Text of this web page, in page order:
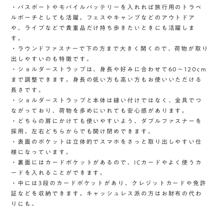
・パスポートやモバイルバッテリーを入れれば旅行用のトラベ
ルポーチとしても活躍。フェスやキャンプなどのアウトドア
や、ライブなどで貴重品だけ持ち歩きたいときにも活躍しま
す。
・ラウンドファスナーで下の方まで大きく開くので、荷物が取り
出しやすいのも特徴です。
・ショルダーストラップは、身長や好みに合わせて60〜120cm
まで調整できます。身長の低い方も高い方もお使いいただける
長さです。
・ショルダーストラップと本体は縫い付けではなく、金具でつ
ながっており、荷物を多めにいれても安心感があります。
・どちらの肩にかけても使いやすいよう、ダブルファスナーを
採用。左右どちらからでも開け閉めできます。
・表面のポケットは立体的でスマホをさっと取り出しやすい仕
様になっています。
・裏面にはカードポケットがあるので、ICカードやよく使うカ
ードを入れることができます。
・中には3段のカードポケットがあり、クレジットカードや免許
証などを収納できます。キャッシュレス派の方はお財布の代わ
りにも。